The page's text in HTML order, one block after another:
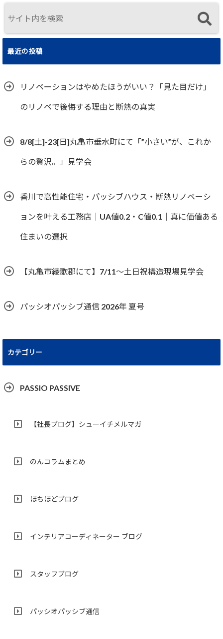
最近の投稿
リノベーションはやめたほうがいい？「見た目だけ」
のリノベで後悔する理由と断熱の真実
8/8[土]-23[日]丸亀市垂水町にて「”小さい”が、これか
らの贅沢。」見学会
香川で高性能住宅・パッシブハウス・断熱リノベーシ
ョンを叶える工務店｜UA値0.2・C値0.1｜真に価値ある
住まいの選択
【丸亀市綾歌郡にて】7/11～土日祝構造現場見学会
パッシオパッシブ通信 2026年 夏号
カテゴリー
PASSIO PASSIVE
【社長ブログ】シューイチメルマガ
のんコラムまとめ
ほちほどブログ
インテリアコーディネーター ブログ
スタッフブログ
パッシオパッシブ通信